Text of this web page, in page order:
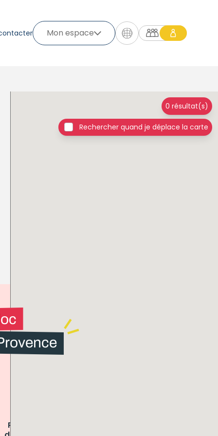
Mon espace
Présence
0 résultat(s)
Rechercher quand je déplace la carte